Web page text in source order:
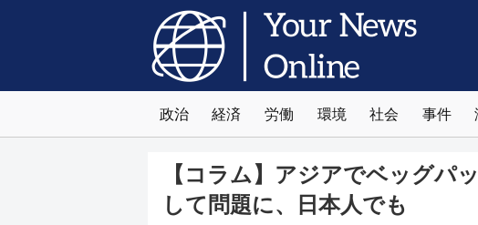
政治 経済 労働 環境 社会 事件
【コラム】アジアでベッグパ
して問題に、日本人でも